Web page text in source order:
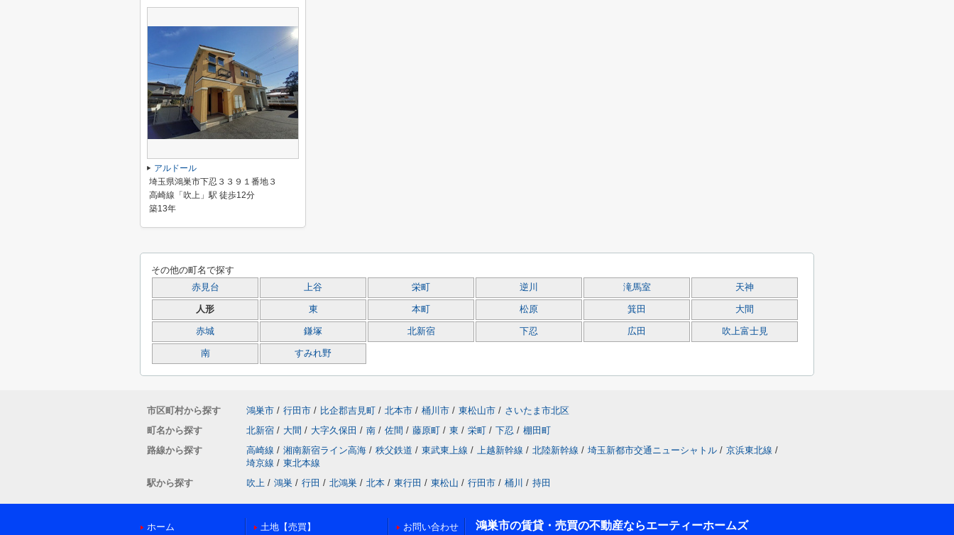
アルドール
埼玉県鴻巣市下忍３３９１番地３
高崎線「吹上」駅 徒歩12分
築13年
その他の町名で探す
赤見台 上谷 栄町 逆川 滝馬室 天神
人形 東 本町 松原 箕田 大間
赤城 鎌塚 北新宿 下忍 広田 吹上富士見
南 すみれ野
市区町村から探す 鴻巣市 / 行田市 / 比企郡吉見町 / 北本市 / 桶川市 / 東松山市 / さいたま市北区
町名から探す
北新宿 / 大間 / 大字久保田 / 南 / 佐間 / 藤原町 / 東 / 栄町 / 下忍 / 棚田町
路線から探す
高崎線 / 湘南新宿ライン高海 / 秩父鉄道 / 東武東上線 / 上越新幹線 / 北陸新幹線 / 埼玉新都市交通ニューシャトル / 京浜東北線 /
埼京線 / 東北本線
駅から探す
吹上 / 鴻巣 / 行田 / 北鴻巣 / 北本 / 東行田 / 東松山 / 行田市 / 桶川 / 持田
ホーム 土地【売買】 お問い合わせ 鴻巣市の賃貸・売買の不動産ならエーティーホームズ